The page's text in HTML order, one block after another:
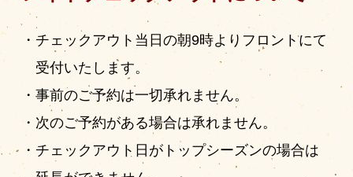
チェックアウト当日の朝9時よりフロントにて
受付いたします。
事前のご予約は一切承れません。
次のご予約がある場合は承れません。
チェックアウト日がトップシーズンの場合は